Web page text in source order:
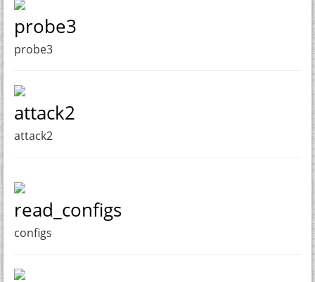
probe3
probe3
attack2
attack2
read_configs
configs